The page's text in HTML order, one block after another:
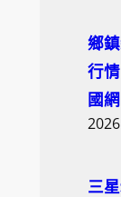
鄉
行
國網
三